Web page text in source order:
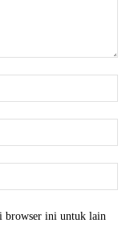
browser ini untuk lain